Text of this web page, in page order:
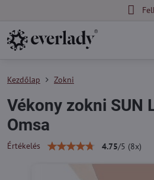
Kezdőlap Zokni
Vékony zokni SUN
Omsa
Értékelés 4.75/5 (8x)